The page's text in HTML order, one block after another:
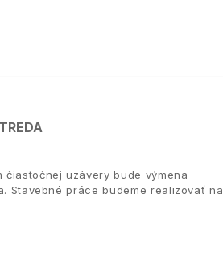
čiastočnej uzávery bude výmena
Stavebné práce budeme realizovať na